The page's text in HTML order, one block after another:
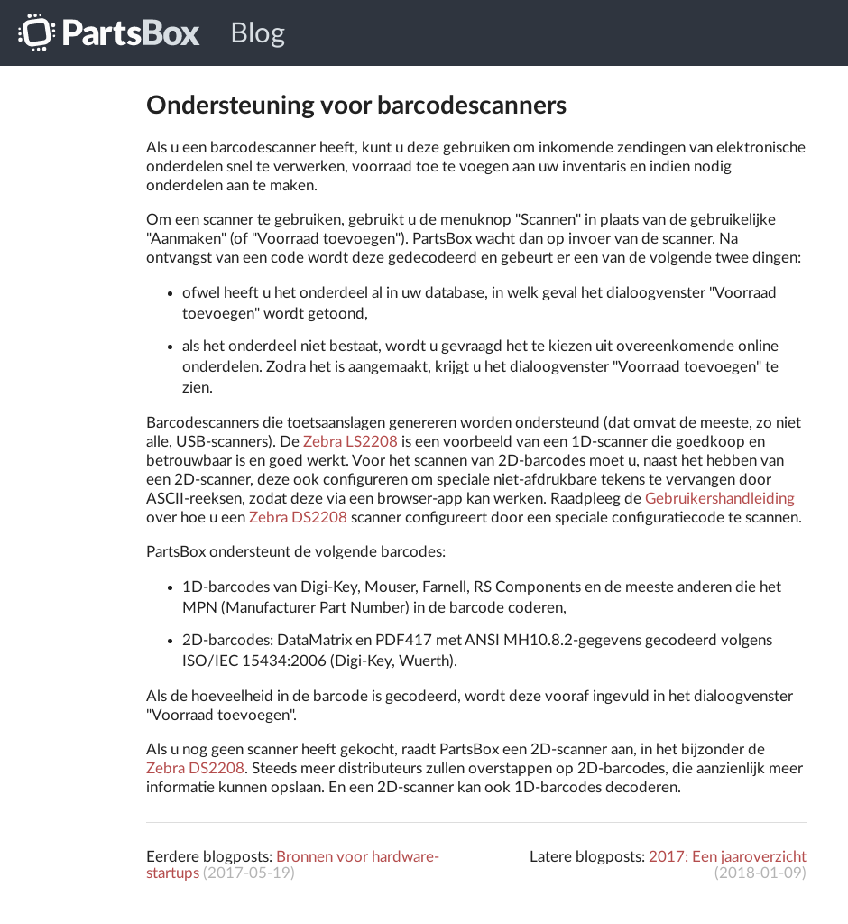
Blog
Ondersteuning voor barcodescanners
Als u een barcodescanner heeft, kunt u deze gebruiken om inkomende zendingen van elektronische
onderdelen snel te verwerken, voorraad toe te voegen aan uw inventaris en indien nodig
onderdelen aan te maken.
Om een scanner te gebruiken, gebruikt u de menuknop "Scannen" in plaats van de gebruikelijke
"Aanmaken" (of "Voorraad toevoegen"). PartsBox wacht dan op invoer van de scanner. Na
ontvangst van een code wordt deze gedecodeerd en gebeurt er een van de volgende twee dingen:
ofwel heeft u het onderdeel al in uw database, in welk geval het dialoogvenster "Voorraad
toevoegen" wordt getoond,
als het onderdeel niet bestaat, wordt u gevraagd het te kiezen uit overeenkomende online
onderdelen. Zodra het is aangemaakt, krijgt u het dialoogvenster "Voorraad toevoegen" te
zien.
Barcodescanners die toetsaanslagen genereren worden ondersteund (dat omvat de meeste, zo niet
alle, USB-scanners). De Zebra LS2208 is een voorbeeld van een 1D-scanner die goedkoop en
betrouwbaar is en goed werkt. Voor het scannen van 2D-barcodes moet u, naast het hebben van
een 2D-scanner, deze ook configureren om speciale niet-afdrukbare tekens te vervangen door
ASCII-reeksen, zodat deze via een browser-app kan werken. Raadpleeg de Gebruikershandleiding
over hoe u een Zebra DS2208 scanner configureert door een speciale configuratiecode te scannen.
PartsBox ondersteunt de volgende barcodes:
1D-barcodes van Digi-Key, Mouser, Farnell, RS Components en de meeste anderen die het
MPN (Manufacturer Part Number) in de barcode coderen,
2D-barcodes: DataMatrix en PDF417 met ANSI MH10.8.2-gegevens gecodeerd volgens
ISO/IEC 15434:2006 (Digi-Key, Wuerth).
Als de hoeveelheid in de barcode is gecodeerd, wordt deze vooraf ingevuld in het dialoogvenster
"Voorraad toevoegen".
Als u nog geen scanner heeft gekocht, raadt PartsBox een 2D-scanner aan, in het bijzonder de
Zebra DS2208. Steeds meer distributeurs zullen overstappen op 2D-barcodes, die aanzienlijk meer
informatie kunnen opslaan. En een 2D-scanner kan ook 1D-barcodes decoderen.
Eerdere blogposts: Bronnen voor hardware-
startups(2017-05-19)
Latere blogposts: 2017: Een jaaroverzicht
(2018-01-09)